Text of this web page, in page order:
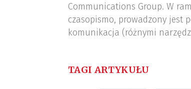
Communications Group. W
czasopismo, prowadzony jest
komunikacja (różnymi
TAGI ARTYKUŁU